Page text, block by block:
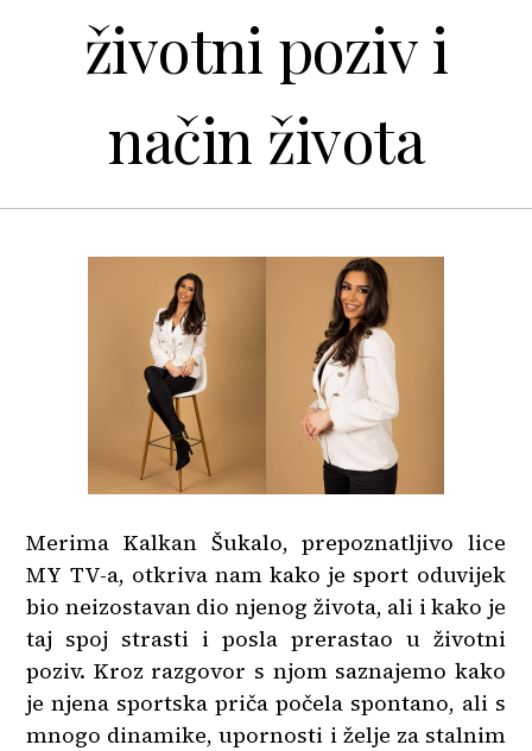
životni poziv i
način života
Merima Kalkan Šukalo, prepoznatljivo lice
MY TV-a, otkriva nam kako je sport oduvijek
bio neizostavan dio njenog života, ali i kako je
taj spoj strasti i posla prerastao u životni
poziv. Kroz razgovor s njom saznajemo kako
je njena sportska priča počela spontano, ali s
mnogo dinamike, upornosti i želje za stalnim